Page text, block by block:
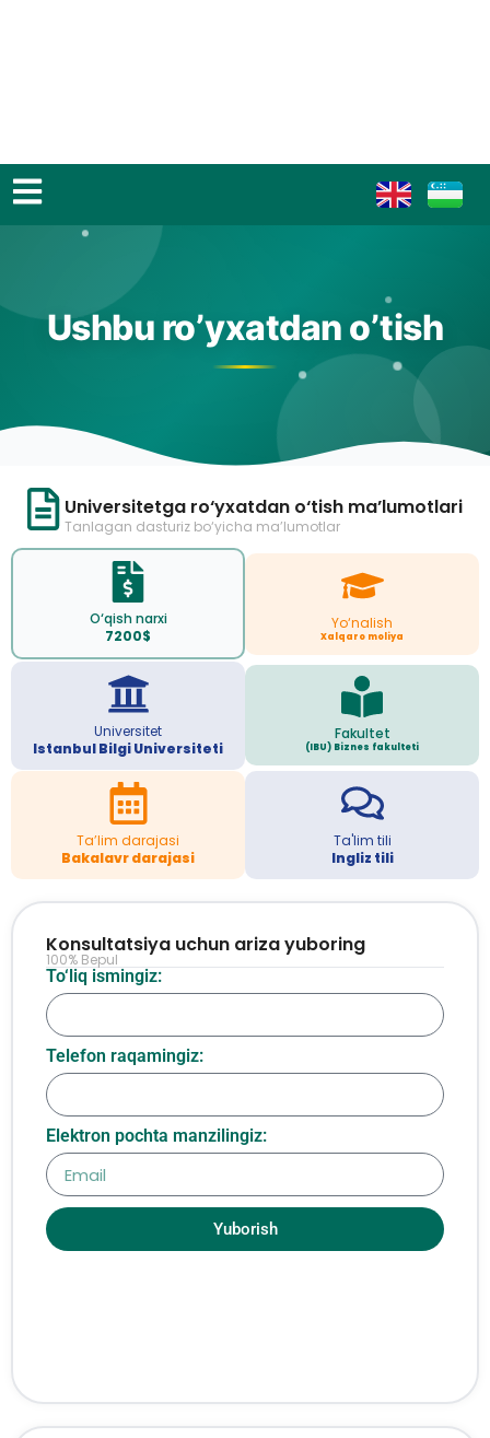
Ushbu ro’yxatdan o’tish
Universitetga ro‘yxatdan o‘tish ma’lumotlari
Tanlagan dasturiz bo‘yicha ma’lumotlar
O‘qish narxi
7200$
Yo‘nalish
Xalqaro moliya
Universitet
Istanbul Bilgi Universiteti
Fakultet
(IBU) Biznes fakulteti
Ta’lim darajasi
Bakalavr darajasi
Ta'lim tili
Ingliz tili
To‘liq ismingiz:
Telefon raqamingiz:
Elektron pochta manzilingiz:
Yuborish
Konsultatsiya uchun ariza yuboring
100% Bepul